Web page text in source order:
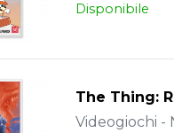
Disponibile
The Thing:
Videogiochi -